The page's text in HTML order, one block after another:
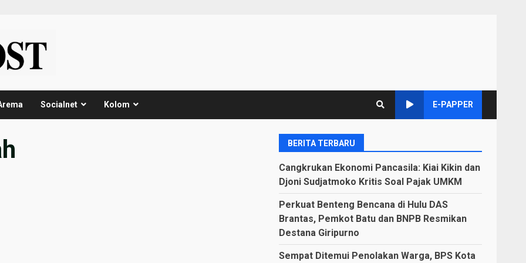
Socialnet Kolom E-PAPPER
BERITA TERBARU
Cangkrukan Ekonomi Pancasila: Kiai Kikin dan
Djoni Sudjatmoko Kritis Soal Pajak UMKM
Perkuat Benteng Bencana di Hulu DAS
Brantas, Pemkot Batu dan BNPB Resmikan
Destana Giripurno
Sempat Ditemui Penolakan Warga, BPS Kota